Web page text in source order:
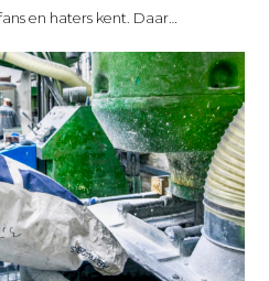
en haters kent. Daar…